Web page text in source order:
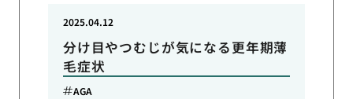
分け目やつむじが気になる更年期薄
毛症状
2025.04.12
AGA